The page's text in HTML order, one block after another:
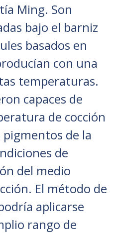
Ming. Son
bajo el barniz
basados en
con una
temperaturas.
capaces de
de cocción
de la
de
del medio
El método de
aplicarse
rango de